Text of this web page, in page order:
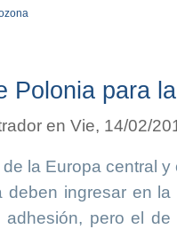
Polonia para
en Vie, 14/02/
la Europa central
deben ingresar en
pero el